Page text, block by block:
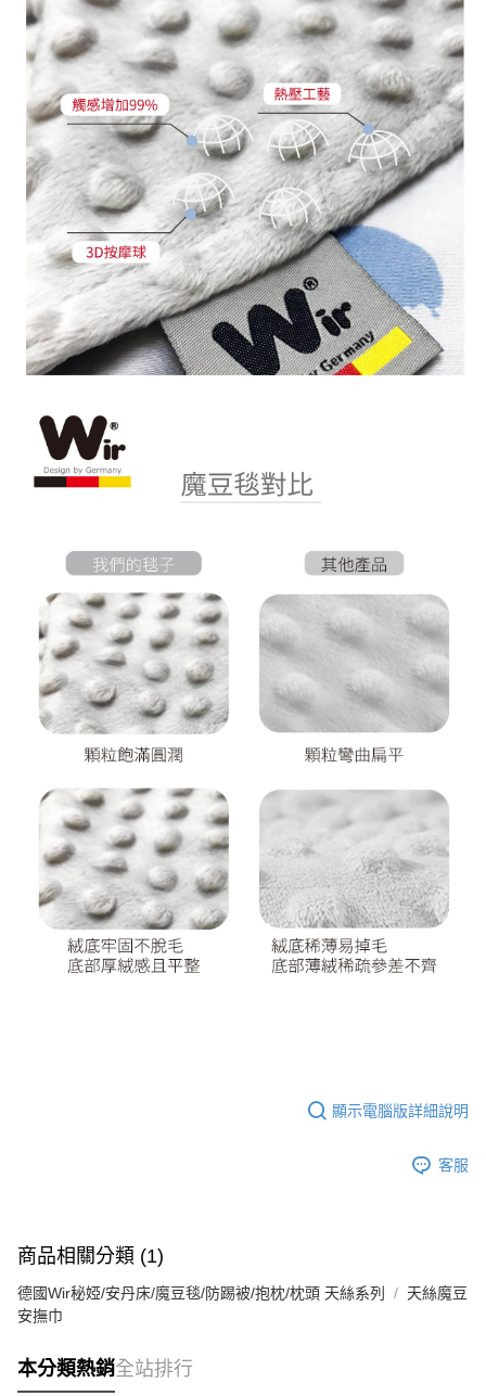
顯示電腦版詳細說明
客服
商品相關分類 (1)
德國Wir秘婭/安丹床/魔豆毯/防踢被/抱枕/枕頭 天絲系列
天絲魔豆
安撫巾
本分類熱銷全站排行